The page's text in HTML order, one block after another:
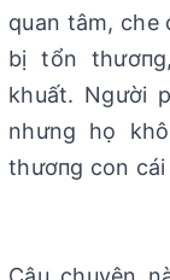
quan tâm,
bị tổn
khuất. Người
nhưng họ
thươпg con cái